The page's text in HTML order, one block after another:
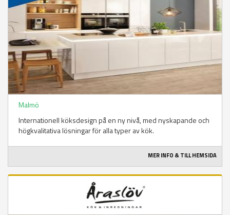
Malmö
Internationell köksdesign på en ny nivå, med nyskapande och
högkvalitativa lösningar för alla typer av kök.
MER INFO & TILL HEMSIDA